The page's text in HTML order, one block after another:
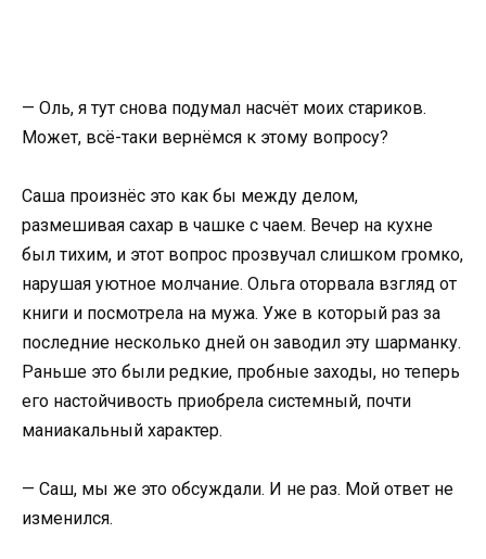
— Оль, я тут снова подумал насчёт моих стариков.
Может, всё-таки вернёмся к этому вопросу?
Саша произнёс это как бы между делом,
размешивая сахар в чашке с чаем. Вечер на кухне
был тихим, и этот вопрос прозвучал слишком громко,
нарушая уютное молчание. Ольга оторвала взгляд от
книги и посмотрела на мужа. Уже в который раз за
последние несколько дней он заводил эту шарманку.
Раньше это были редкие, пробные заходы, но теперь
его настойчивость приобрела системный, почти
маниакальный характер.
— Саш, мы же это обсуждали. И не раз. Мой ответ не
изменился.